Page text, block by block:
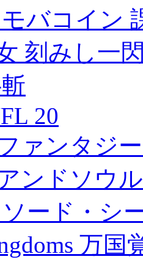
バコイン
刻みし一
20
ァンタジ
ンドソウ
ード・シ
万